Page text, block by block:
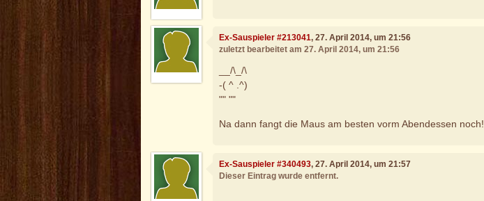
Ex-Sauspieler #213041, 27. April 2014, um 21:56
zuletzt bearbeitet am 27. April 2014, um 21:56
__/\_/\
-( ^ .^)
"" ""
Na dann fangt die Maus am besten vorm Abendessen noch!
Ex-Sauspieler #340493, 27. April 2014, um 21:57
Dieser Eintrag wurde entfernt.